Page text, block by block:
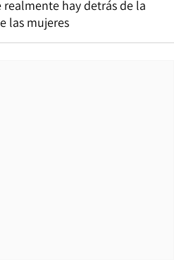
realmente hay detrás de la
las mujeres